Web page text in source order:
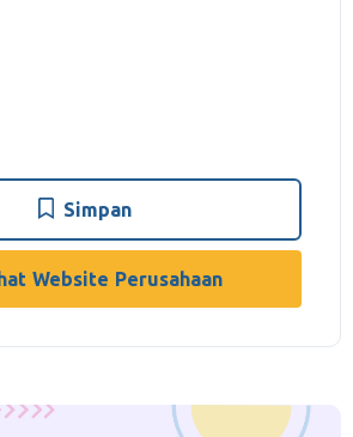
Simpan
Website Perusahaan